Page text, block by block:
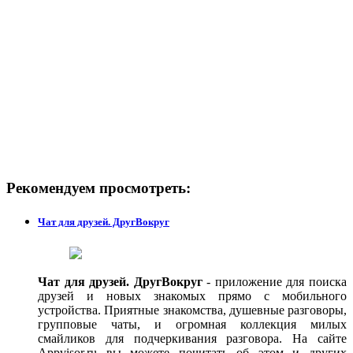
Рекомендуем просмотреть:
Чат для друзей. ДругВокруг
Чат для друзей. ДругВокруг- приложение для поиска
друзей и новых знакомых прямо с мобильного
устройства. Приятные знакомства, душевные разговоры,
групповые чаты, и огромная коллекция милых
смайликов для подчеркивания разговора. На сайте